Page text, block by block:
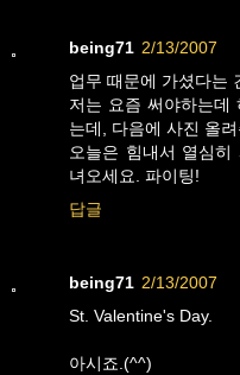
being71 2/13/2007
업무 때문에 가셨다는
저는 요즘 써야하는데
는데, 다음에 사진 올려
오늘은 힘내서 열심
녀오세요. 파이팅!
답글
being71 2/13/2007
St. Valentine's Day.
아시죠.(^^)